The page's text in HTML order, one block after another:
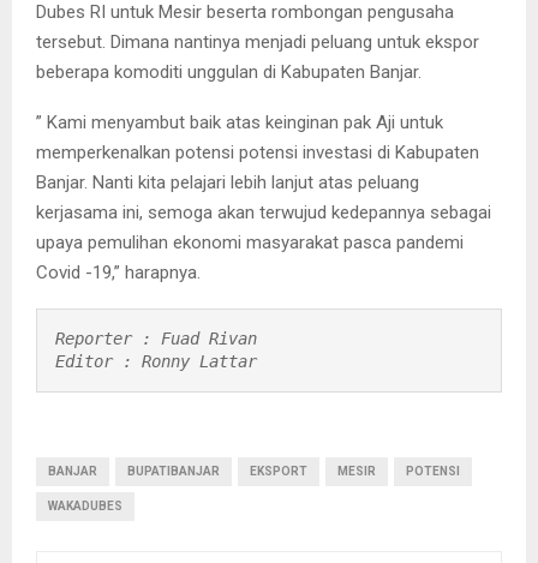
Dubes RI untuk Mesir beserta rombongan pengusaha
tersebut. Dimana nantinya menjadi peluang untuk ekspor
beberapa komoditi unggulan di Kabupaten Banjar.
” Kami menyambut baik atas keinginan pak Aji untuk
memperkenalkan potensi potensi investasi di Kabupaten
Banjar. Nanti kita pelajari lebih lanjut atas peluang
kerjasama ini, semoga akan terwujud kedepannya sebagai
upaya pemulihan ekonomi masyarakat pasca pandemi
Covid -19,” harapnya.
Reporter : Fuad Rivan
Editor : Ronny Lattar
BANJAR BUPATIBANJAR EKSPORT MESIR POTENSI
WAKADUBES